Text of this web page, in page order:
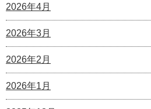
2026年4月
2026年3月
2026年2月
2026年1月